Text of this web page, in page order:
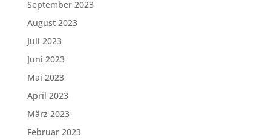
September 2023
August 2023
Juli 2023
Juni 2023
Mai 2023
April 2023
März 2023
Februar 2023